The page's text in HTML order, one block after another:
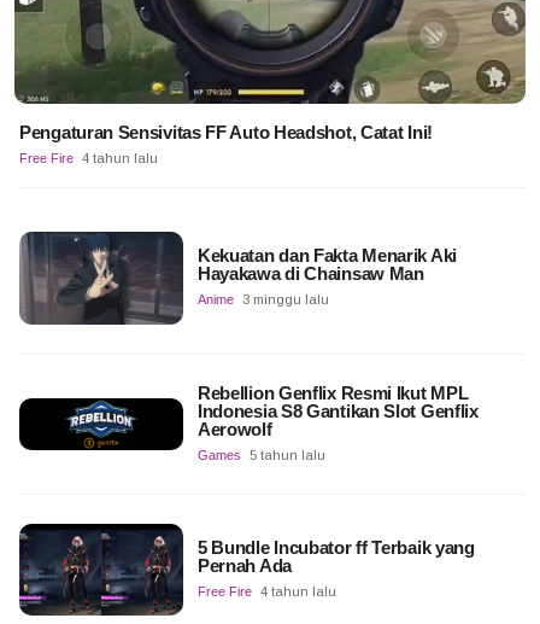
Pengaturan Sensivitas FF Auto Headshot, Catat Ini!
Free Fire 4 tahun lalu
Kekuatan dan Fakta Menarik Aki
Hayakawa di Chainsaw Man
Anime 3 minggu lalu
Rebellion Genflix Resmi Ikut MPL
Indonesia S8 Gantikan Slot Genflix
Aerowolf
Games 5 tahun lalu
5 Bundle Incubator ff Terbaik yang
Pernah Ada
Free Fire 4 tahun lalu